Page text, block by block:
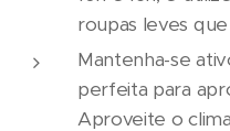
roupas leves
Mantenha-se
perfeita para
Aproveite o